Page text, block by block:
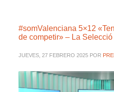
#somValenciana 5×12
de competir» – La
JUEVES, 27 FEBRERO 2025 POR